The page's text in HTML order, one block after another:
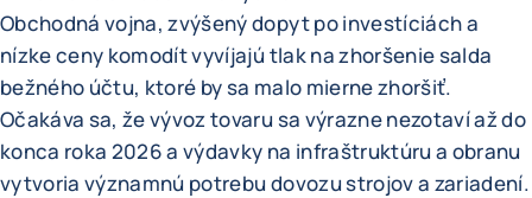
Obchodná vojna, zvýšený dopyt po investíciách a
nízke ceny komodít vyvíjajú tlak na zhoršenie salda
bežného účtu, ktoré by sa malo mierne zhoršiť.
Očakáva sa, že vývoz tovaru sa výrazne nezotaví až do
konca roka 2026 a výdavky na infraštruktúru a obranu
vytvoria významnú potrebu dovozu strojov a zariadení.